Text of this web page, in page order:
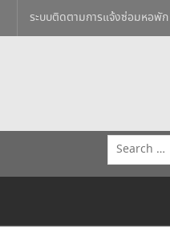
ระบบติดตามการแจ้งซ่อมหอพัก
Search
for: